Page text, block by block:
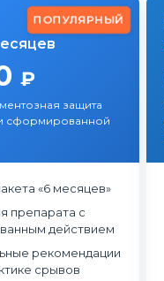
ПОПУЛЯРНЫЙ
₽
защита
сформированной
«6 месяцев»
препарата с
действием
рекомендации
срывов